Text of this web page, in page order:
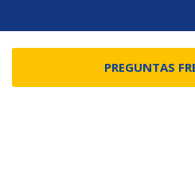
PREGUNTAS